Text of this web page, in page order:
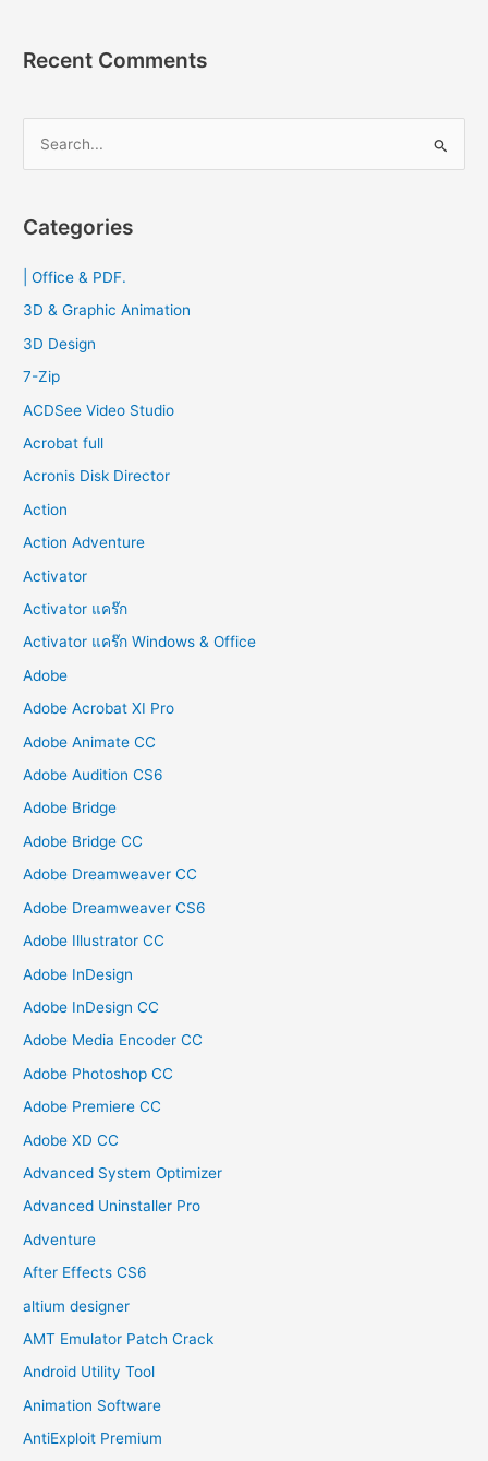
Recent Comments
r
f
o
Categories
| Office & PDF.
3D & Graphic Animation
3D Design
7-Zip
ACDSee Video Studio
Acrobat full
Acronis Disk Director
Action
Action Adventure
Activator
Activator แคร๊ก
Activator แคร๊ก Windows & Office
Adobe
Adobe Acrobat XI Pro
Adobe Animate CC
Adobe Audition CS6
Adobe Bridge
Adobe Bridge CC
Adobe Dreamweaver CC
Adobe Dreamweaver CS6
Adobe Illustrator CC
Adobe InDesign
Adobe InDesign CC
Adobe Media Encoder CC
Adobe Photoshop CC
Adobe Premiere CC
Adobe XD CC
Advanced System Optimizer
Advanced Uninstaller Pro
Adventure
After Effects CS6
altium designer
AMT Emulator Patch Crack
Android Utility Tool
Animation Software
AntiExploit Premium